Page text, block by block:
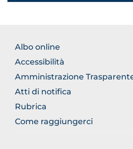
BROWSE
THE
SECTION
Albo online
Accessibilità
Amministrazione
Atti di notifica
Rubrica
Come raggiungerci